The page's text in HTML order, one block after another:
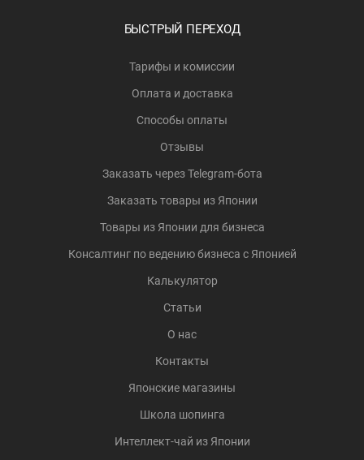
БЫСТРЫЙ ПЕРЕХОД
Тарифы и комиссии
Оплата и доставка
Способы оплаты
Отзывы
Заказать через Telegram-бота
Заказать товары из Японии
Товары из Японии для бизнеса
Консалтинг по ведению бизнеса с Японией
Калькулятор
Статьи
О нас
Контакты
Японские магазины
Школа шопинга
Интеллект-чай из Японии